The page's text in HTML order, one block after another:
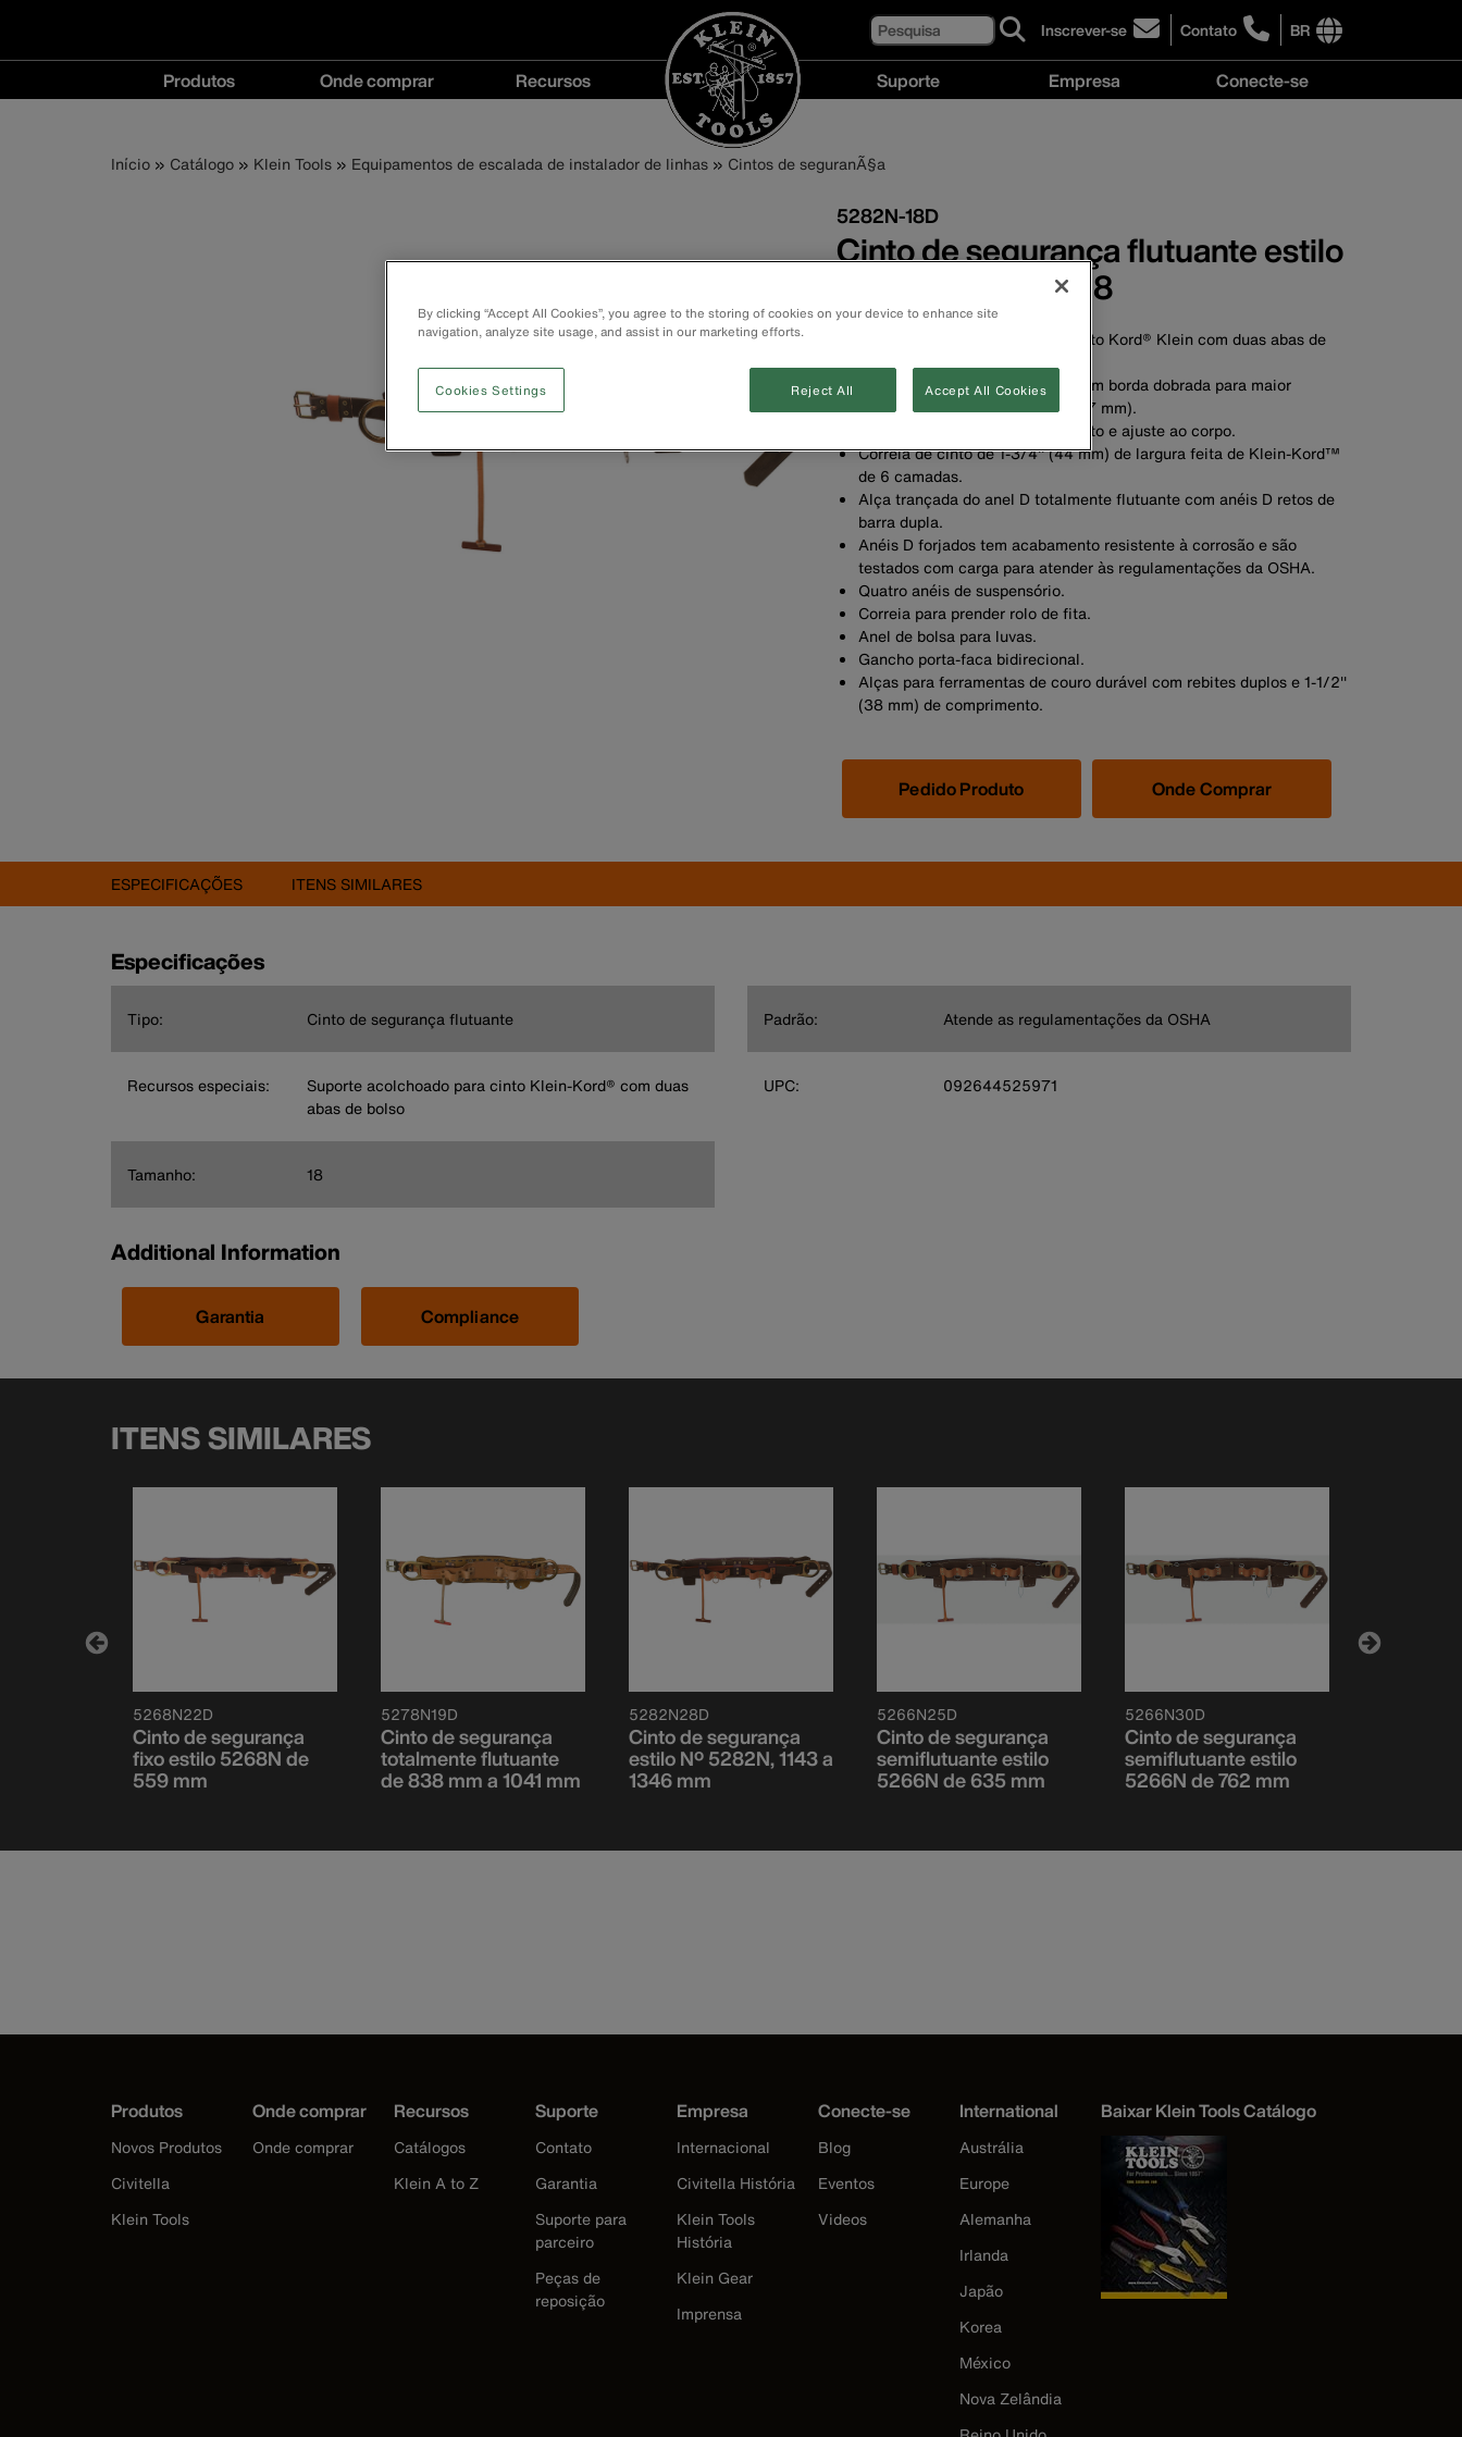
Pesquisa Inscrever-se
click
to
sign-
Contato
click
to
BR
International
site
Navegação
principal
Produtos Onde comprar
menu
Recursos Suporte Empresa Conecte-se
Trilha
Início Catálogo Klein Tools Equipamentos de escalada de instalador de linhas Cintos de seguranÃ§a
5282N-18D
Cinto de segurança flutuante estilo
5282N tamanho 18
Suporte acolchoamento para cinto Kord® Klein com duas abas de
Almofada para cinto de couro com borda dobrada para maior
conforto. Largura total de 5'' (127 mm).
Acolchoado para máximo conforto e ajuste ao corpo.
Correia de cinto de 1-3/4'' (44 mm) de largura feita de Klein-Kord™
de 6 camadas.
Alça trançada do anel D totalmente flutuante com anéis D retos de
barra dupla.
Anéis D forjados tem acabamento resistente à corrosão e são
testados com carga para atender às regulamentações da OSHA.
Quatro anéis de suspensório.
Correia para prender rolo de fita.
Anel de bolsa para luvas.
Gancho porta-faca bidirecional.
Alças para ferramentas de couro durável com rebites duplos e 1-1/2''
(38 mm) de comprimento.
Pedido Produto Onde Comprar
ESPECIFICAÇÕES ITENS SIMILARES
Especificações
Tipo: Cinto de segurança flutuante
Recursos especiais:
Suporte acolchoado para cinto Klein-Kord® com duas
abas de bolso
Tamanho: 18
Padrão: Atende as regulamentações da OSHA
UPC: 092644525971
Additional Information
Garantia Compliance
ITENS SIMILARES
5268N22D
Cinto de segurança
fixo estilo 5268N de
559 mm
5278N19D
Cinto de segurança
totalmente flutuante
de 838 mm a 1041 mm
5282N28D
Cinto de segurança
estilo Nº 5282N, 1143 a
1346 mm
5266N25D
Cinto de segurança
semiflutuante estilo
5266N de 635 mm
5266N30D
Cinto de segurança
semiflutuante estilo
5266N de 762 mm
Produtos
Novos Produtos
Civitella
Klein Tools
Onde comprar
Onde comprar
Recursos
Catálogos
Klein A to Z
Suporte
Contato
Garantia
Suporte para
parceiro
Peças de
reposição
Empresa
Internacional
Civitella História
Klein Tools
História
Klein Gear
Imprensa
Conecte-se
Blog
Eventos
Videos
International
Austrália
Europe
Alemanha
Irlanda
Japão
Korea
México
Nova Zelândia
Baixar Klein Tools Catálogo
By clicking “Accept All Cookies”, you agree to the storing of cookies on your device to enhance site
navigation, analyze site usage, and assist in our marketing efforts.
Cookies Settings Reject All Accept All Cookies